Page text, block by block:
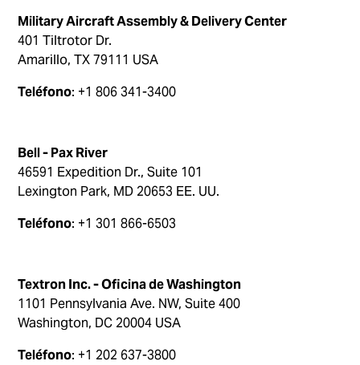
Military Aircraft Assembly & Delivery Center
401 Tiltrotor Dr.
Amarillo, TX 79111 USA
Teléfono: +1 806 341-3400
Bell - Pax River
46591 Expedition Dr., Suite 101
Lexington Park, MD 20653 EE. UU.
Teléfono: +1 301 866-6503
Textron Inc. - Oficina de Washington
1101 Pennsylvania Ave. NW, Suite 400
Washington, DC 20004 USA
Teléfono: +1 202 637-3800